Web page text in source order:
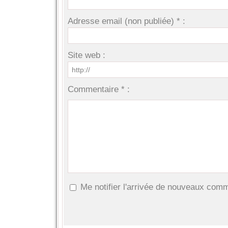
Adresse email (non publiée) * :
Site web :
Commentaire * :
Me notifier l'arrivée de nouveaux